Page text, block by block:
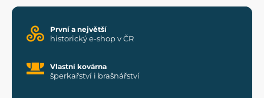
První a největší
historický e-shop v ČR
Vlastní kovárna
šperkařství i brašnářství